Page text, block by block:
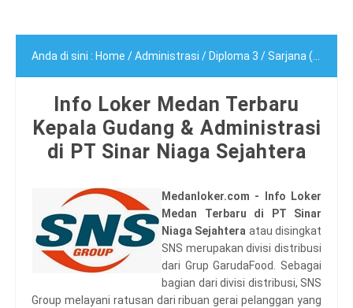
Anda di sini : Home /Administrasi / Diploma 3 /Sarjana (S1)
Info Loker Medan Terbaru
Kepala Gudang & Administrasi
di PT Sinar Niaga Sejahtera
Medanloker.com - Info Loker
Medan Terbaru di PT Sinar
Niaga Sejahtera atau disingkat
SNS merupakan divisi distribusi
dari Grup GarudaFood. Sebagai
bagian dari divisi distribusi, SNS
Group melayani ratusan dari ribuan gerai pelanggan yang